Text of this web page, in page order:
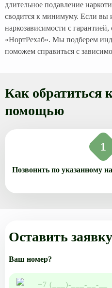
длительное подавление
сводится к минимуму. Если вы
наркозависимости с
«НортРехаб». Мы подберем
поможем справиться с
Как обратиться
помощью
1
Позвонить по указанному
Оставить заявку
Ваш номер?